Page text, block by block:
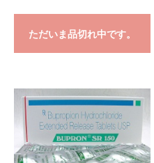
ただいま品切れ中です。